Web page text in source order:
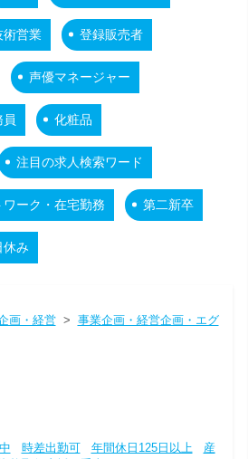
術営業 登録販売者
声優マネージャー
化粧品
注目の求人検索ワード
ワーク・在宅勤務 第二新卒
休み
画・経営> 事業企画・経営企画・エグ
時差出勤可 年間休日125日以上
産